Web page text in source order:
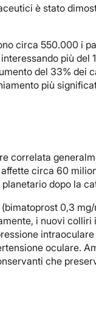
è stato
circa 550.000 i
più
del 33% dei
più
correlata
affette circa 60
dopo la
0,3
i nuovi
oculare.
che